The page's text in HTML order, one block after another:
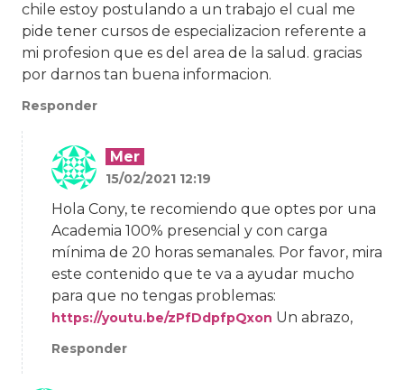
chile estoy postulando a un trabajo el cual me
pide tener cursos de especializacion referente a
mi profesion que es del area de la salud. gracias
por darnos tan buena informacion.
Responder
Mer
15/02/2021 12:19
Hola Cony, te recomiendo que optes por una
Academia 100% presencial y con carga
mínima de 20 horas semanales. Por favor, mira
este contenido que te va a ayudar mucho
para que no tengas problemas:
https://youtu.be/zPfDdpfpQxon Un abrazo,
Responder